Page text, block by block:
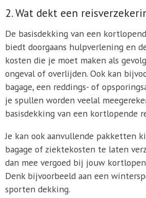
2. Wat dekt een
De basisdekking van een
biedt doorgaans hulpverlening en
kosten die je moet maken als
ongeval of overlijden. Ook kan
bagage, een reddings- of
je spullen worden veelal
basisdekking van een kortlopende
Je kan ook aanvullende pakketten
bagage of ziektekosten te laten
dan mee vergoed bij jouw
Denk bijvoorbeeld aan een
sporten dekking.